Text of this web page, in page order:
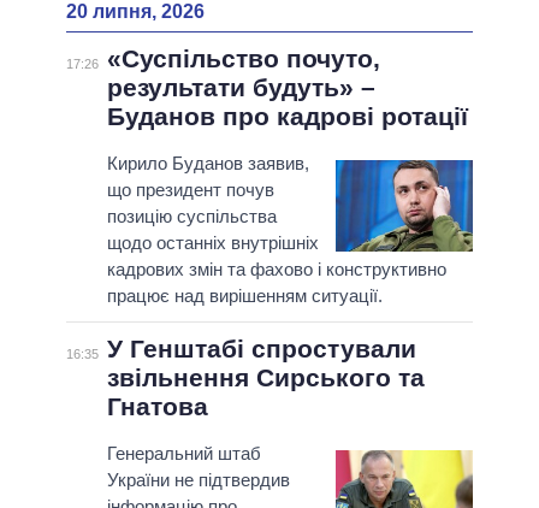
20 липня, 2026
17:26
«Суспільство почуто,
результати будуть» –
Буданов про кадрові ротації
Кирило Буданов заявив,
що президент почув
позицію суспільства
щодо останніх внутрішніх
кадрових змін та фахово і конструктивно
працює над вирішенням ситуації.
16:35 У Генштабі спростували
звільнення Сирського та
Гнатова
Генеральний штаб
України не підтвердив